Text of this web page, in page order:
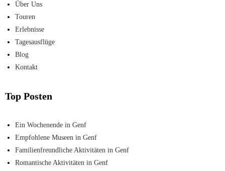
Über Uns
Touren
Erlebnisse
Tagesausflüge
Blog
Kontakt
Top Posten
Ein Wochenende in Genf
Empfohlene Museen in Genf
Familienfreundliche Aktivitäten in Genf
Romantische Aktivitäten in Genf